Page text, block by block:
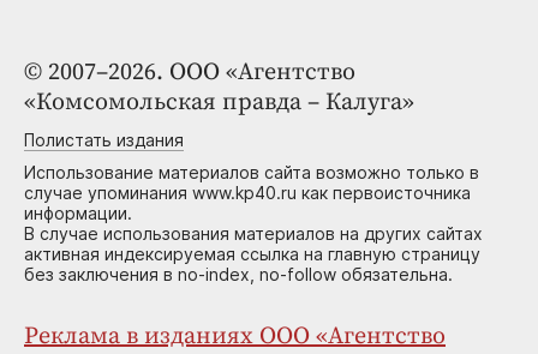
© 2007–2026. ООО «Агентство
«Комсомольская правда – Калуга»
Полистать издания
Использование материалов сайта возможно только в
случае упоминания www.kp40.ru как первоисточника
информации.
В случае использования материалов на других сайтах
активная индексируемая ссылка на главную страницу
без заключения в no-index, no-follow обязательна.
Реклама в изданиях ООО «Агентство